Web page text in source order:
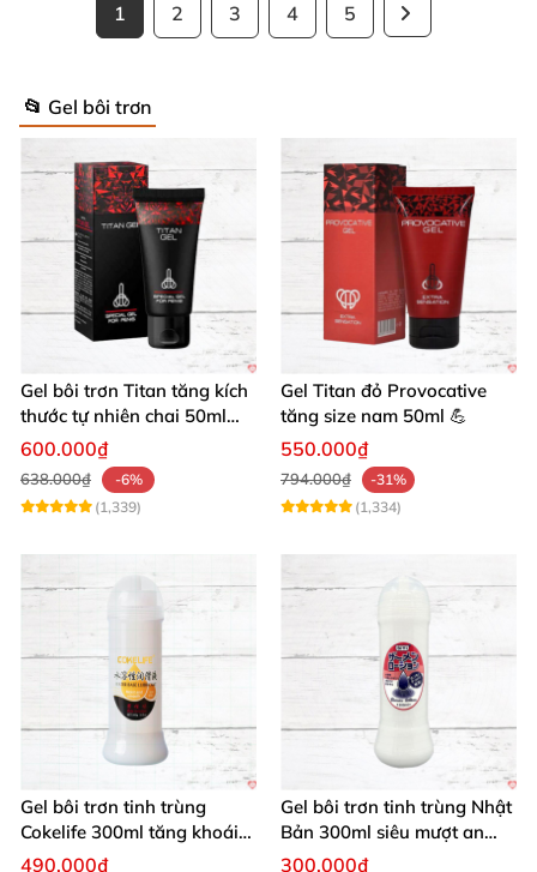
1 2 3 4 5
📂 Gel bôi trơn
Gel bôi trơn Titan tăng kích
thước tự nhiên chai 50ml
siêu mạnh
600.000₫
638.000₫
-6%
(1,339)
Gel Titan đỏ Provocative
tăng size nam 50ml 💪
550.000₫
794.000₫
-31%
(1,334)
Gel bôi trơn tinh trùng
Cokelife 300ml tăng khoái
cảm, an toàn
490.000₫
Gel bôi trơn tinh trùng Nhật
Bản 300ml siêu mượt an
toàn cho yêu
300.000₫